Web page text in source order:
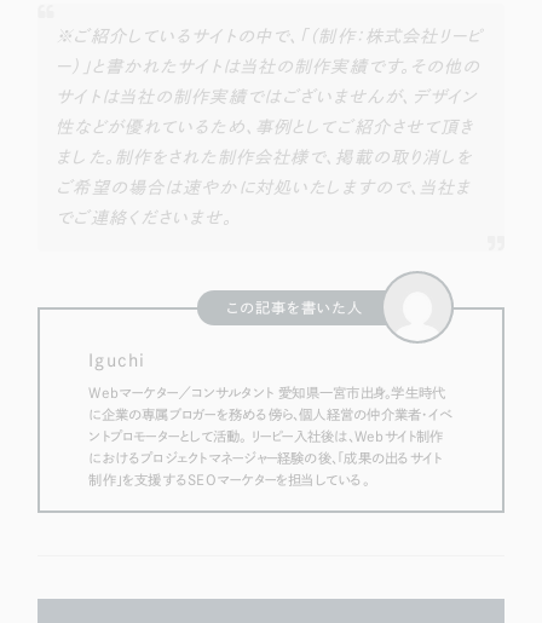
※ご紹介しているサイトの中で、「（制作：株式会社リーピ
ー）」と書かれたサイトは当社の制作実績です。その他の
サイトは当社の制作実績ではございませんが、デザイン
性などが優れているため、事例としてご紹介させて頂き
ました。制作をされた制作会社様で、掲載の取り消しを
ご希望の場合は速やかに対処いたしますので、当社ま
でご連絡くださいませ。
この記事を書いた人
Iguchi
Webマーケター／コンサルタント 愛知県一宮市出身。学生時代
に企業の専属ブロガーを務める傍ら、個人経営の仲介業者・イベ
ントプロモーターとして活動。 リーピー入社後は、Webサイト制作
におけるプロジェクトマネージャー経験の後、「成果の出るサイト
制作」を支援するSEOマーケターを担当している。